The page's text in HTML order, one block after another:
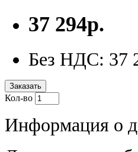
37 294р.
Без НДС: 37
Заказать
Кол-во
Информация о